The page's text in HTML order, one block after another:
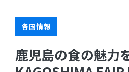
各国情報
鹿児島の食の魅力